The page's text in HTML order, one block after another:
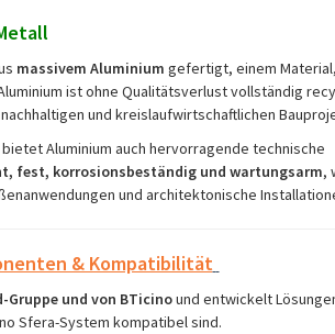
massivem Aluminium gefertigt, einem
ist ohne Qualitätsverlust vollständig
und kreislaufwirtschaftlichen
Aluminium auch hervorragende technische
fest, korrosionsbeständig und wartungsarm,
und architektonische
& Kompatibilität
Gruppe und von BTicinound entwickelt
Sfera-System kompatibel sind.